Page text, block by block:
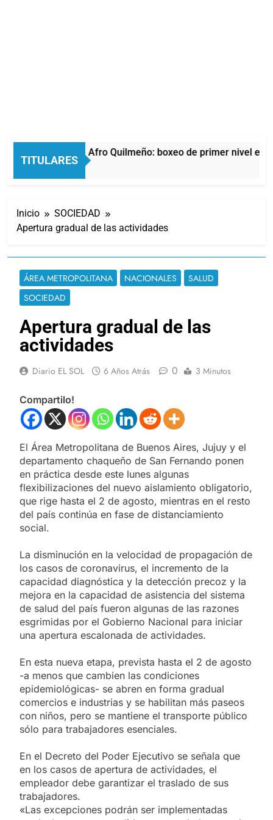
TITULARES
La noche del Afro Quilmeño: boxeo de primer nivel en la
13 Horas Atrás
Inicio
SOCIEDAD
Apertura gradual de las actividades
ÁREA METROPOLITANA NACIONALES
SALUD
SOCIEDAD
Apertura gradual de las
actividades
Diario EL SOL 6 Años Atrás 0 3 Minutos
Compartilo!
El Área Metropolitana de Buenos Aires, Jujuy y el
departamento chaqueño de San Fernando ponen
en práctica desde este lunes algunas
flexibilizaciones del nuevo aislamiento obligatorio,
que rige hasta el 2 de agosto, mientras en el resto
del país continúa en fase de distanciamiento
social.
La disminución en la velocidad de propagación de
los casos de coronavirus, el incremento de la
capacidad diagnóstica y la detección precoz y la
mejora en la capacidad de asistencia del sistema
de salud del país fueron algunas de las razones
esgrimidas por el Gobierno Nacional para iniciar
una apertura escalonada de actividades.
En esta nueva etapa, prevista hasta el 2 de agosto
-a menos que cambien las condiciones
epidemiológicas- se abren en forma gradual
comercios e industrias y se habilitan más paseos
con niños, pero se mantiene el transporte público
sólo para trabajadores esenciales.
En el Decreto del Poder Ejecutivo se señala que
en los casos de apertura de actividades, el
empleador debe garantizar el traslado de sus
trabajadores.
«Las excepciones podrán ser implementadas